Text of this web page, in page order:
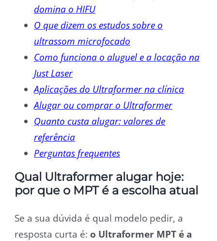
domina o HIFU
O que dizem os estudos sobre o
ultrassom microfocado
Como funciona o aluguel e a locação na
Just Laser
Aplicações do Ultraformer na clínica
Alugar ou comprar o Ultraformer
Quanto custa alugar: valores de
referência
Perguntas frequentes
Qual Ultraformer alugar hoje:
por que o MPT é a escolha atual
Se a sua dúvida é qual modelo pedir, a
resposta curta é: o Ultraformer MPT é a